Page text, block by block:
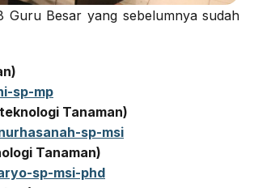
Guru Besar yang sebelumnya sudah
sp-mp
Tanaman)
sp-msi
Tanaman)
sp-msi-phd